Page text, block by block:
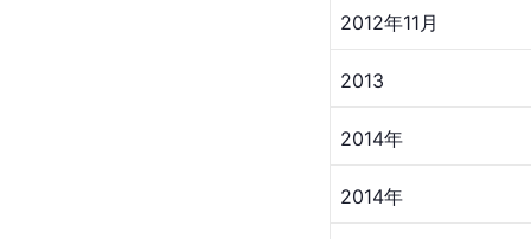
2012年11月
2013
2014年
2014年